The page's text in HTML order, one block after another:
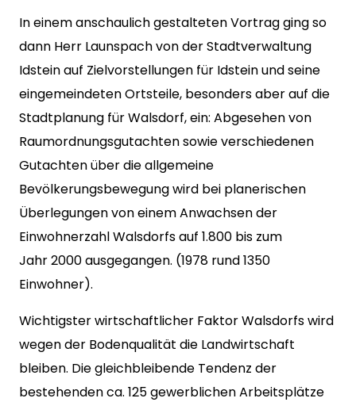
In einem anschaulich gestalteten Vortrag ging so
dann Herr Launspach von der Stadtverwaltung
Idstein auf Zielvorstellungen für Idstein und seine
eingemeindeten Ortsteile, besonders aber auf die
Stadtplanung für Walsdorf, ein: Abgesehen von
Raumordnungsgutachten sowie verschiedenen
Gutachten über die allgemeine
Bevölkerungsbewegung wird bei planerischen
Überlegungen von einem Anwachsen der
Einwohnerzahl Walsdorfs auf 1.800 bis zum
Jahr 2000 ausgegangen. (1978 rund 1350
Einwohner).
Wichtigster wirtschaftlicher Faktor Walsdorfs wird
wegen der Bodenqualität die Landwirtschaft
bleiben. Die gleichbleibende Tendenz der
bestehenden ca. 125 gewerblichen Arbeitsplätze